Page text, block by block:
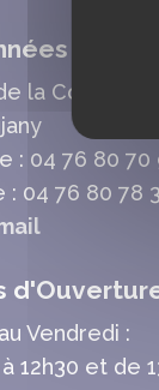
Mairie
la Cour Basse
: 04 76 80 70
: 04 76 80 78
Vendredi :
12h30 et de